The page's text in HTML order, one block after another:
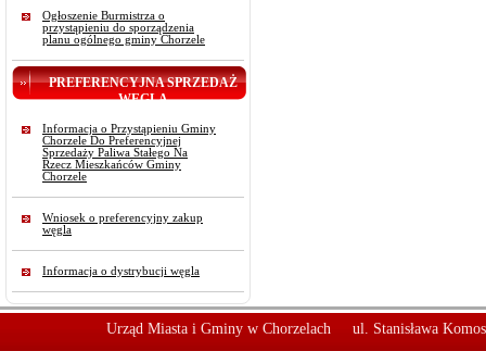
Ogłoszenie Burmistrza o
przystąpieniu do sporządzenia
planu ogólnego gminy Chorzele
PREFERENCYJNA SPRZEDAŻ
WĘGLA
Informacja o Przystąpieniu Gminy
Chorzele Do Preferencyjnej
Sprzedaży Paliwa Stałego Na
Rzecz Mieszkańców Gminy
Chorzele
Wniosek o preferencyjny zakup
węgla
Informacja o dystrybucji węgla
Urząd Miasta i Gminy w Chorzelach ul. Stanisława